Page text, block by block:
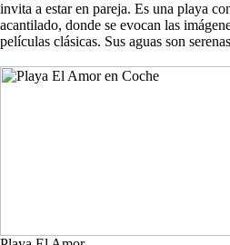
invita a estar en pareja. Es una playa
acantilado, donde se evocan las
películas clásicas. Sus aguas son